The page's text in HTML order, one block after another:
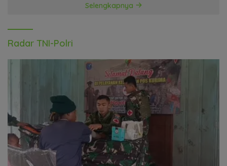
Selengkapnya
Radar TNI-Polri